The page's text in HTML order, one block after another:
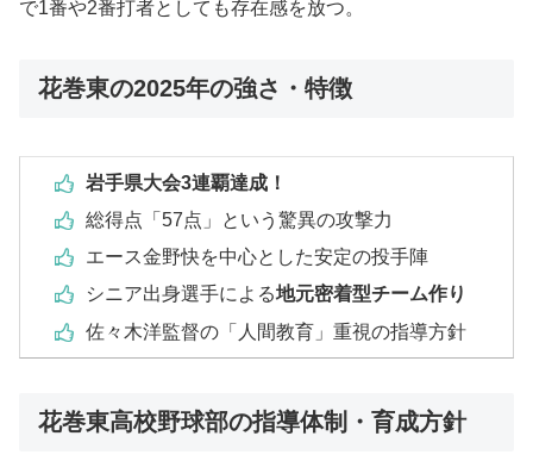
で1番や2番打者としても存在感を放つ。
花巻東の2025年の強さ・特徴
岩手県大会3連覇達成！
総得点「57点」という驚異の攻撃力
エース金野快を中心とした安定の投手陣
シニア出身選手による地元密着型チーム作り
佐々木洋監督の「人間教育」重視の指導方針
花巻東高校野球部の指導体制・育成方針